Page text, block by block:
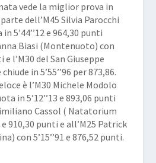
vede la miglior prova in
dell’M45Silvia Parocchi
5’44’’12 e 964,30 punti
Biasi (Montenuoto) con
e l’M30 del San Giuseppe
chiude in 5’55’’96 per 873,86.
è l’M30 Michele Modolo
in 5’12’’13 e 893,06 punti
Cassol ( Natatorium
e 910,30 punti e all’M25 Patrick
con 5’15’’91 e 876,52 punti.